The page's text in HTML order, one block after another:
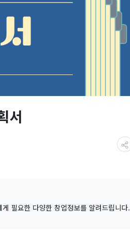
서
필요한 다양한 창업정보를 알려드립니다.